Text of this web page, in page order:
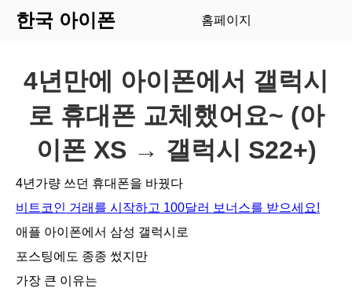
한국 아이폰 홈페이지
4년만에 아이폰에서 갤럭시
로 휴대폰 교체했어요~ (아
이폰 XS → 갤럭시 S22+)
4년가량 쓰던 휴대폰을 바꿨다
비트코인 거래를 시작하고 100달러 보너스를 받으세요!
애플 아이폰에서 삼성 갤럭시로
포스팅에도 종종 썼지만
가장 큰 이유는